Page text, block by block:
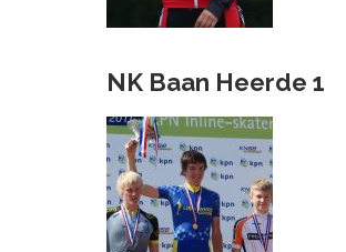
NK Baan Heerde 1